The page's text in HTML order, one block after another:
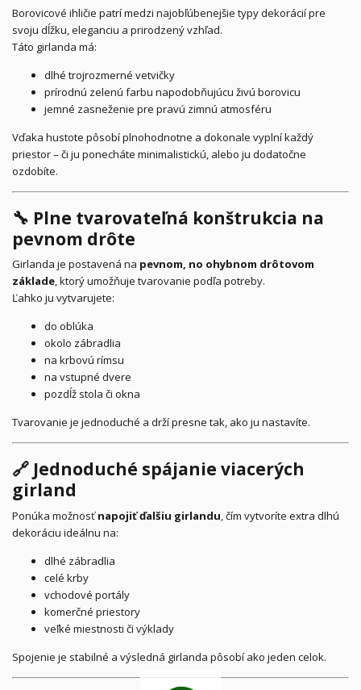
Borovicové ihličie patrí medzi najobľúbenejšie typy dekorácií pre
svoju dĺžku, eleganciu a prirodzený vzhľad.
Táto girlanda má:
dlhé trojrozmerné vetvičky
prírodnú zelenú farbu napodobňujúcu živú borovicu
jemné zasneženie pre pravú zimnú atmosféru
Vďaka hustote pôsobí plnohodnotne a dokonale vyplní každý
priestor – či ju ponecháte minimalistickú, alebo ju dodatočne
ozdobíte.
🔧 Plne tvarovateľná konštrukcia na
pevnom drôte
Girlanda je postavená na pevnom, no ohybnom drôtovom
základe, ktorý umožňuje tvarovanie podľa potreby.
Ľahko ju vytvarujete:
do oblúka
okolo zábradlia
na krbovú rímsu
na vstupné dvere
pozdĺž stola či okna
Tvarovanie je jednoduché a drží presne tak, ako ju nastavíte.
🔗 Jednoduché spájanie viacerých
girland
Ponúka možnosťnapojiť ďalšiu girlandu , čím vytvoríte extra dlhú
dekoráciu ideálnu na:
dlhé zábradlia
celé krby
vchodové portály
komerčné priestory
veľké miestnosti či výklady
Spojenie je stabilné a výsledná girlanda pôsobí ako jeden celok.